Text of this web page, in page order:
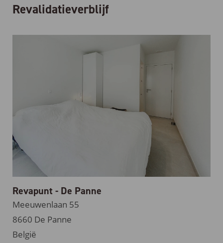
Revalidatieverblijf
Revapunt - De Panne
Meeuwenlaan 55
8660 De Panne
België